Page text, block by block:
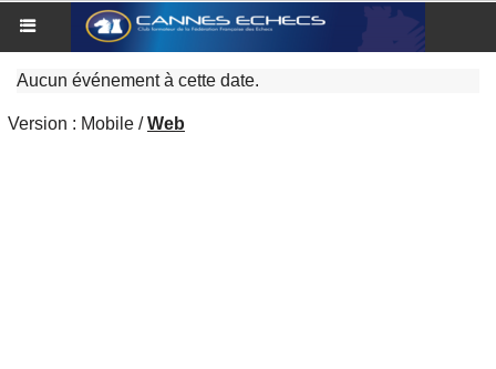
Aucun événement à cette date.
Version : Mobile /Web